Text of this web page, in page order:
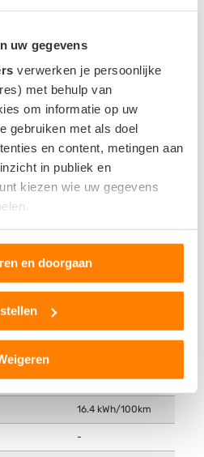
uw gegevens
verwerken je persoonlijke
met behulp van
om informatie op uw
gebruiken met als doel
en content, metingen aan
in publiek en
kiezen wie uw gegevens
ook graag:
over uw geografische locatie,
nauwkeurig kan zijn
door het actief te scannen
in het
content en advertenties te
en doorgaan
Linkerzijde - Achter
CCS
-
340 km
16.4 kWh/100km
-